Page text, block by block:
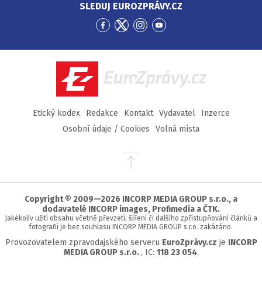
SLEDUJ EUROZPRÁVY.CZ
Přejít
Facebook
Přejít
Twitter
Přejít
Instagram
Přejít
YouTube
EuroZprávy.cz
Etický kodex Redakce Kontakt Vydavatel
Inzerce
Osobní údaje / Cookies
Volná místa
Přejít
stránky
Copyright © 2009—2026 INCORP MEDIA GROUP s.r.o., a
dodavatelé INCORP images, Profimedia a ČTK.
Jakékoliv užití obsahu včetně převzetí, šíření či dalšího zpřístupňování článků a
fotografií je bez souhlasu INCORP MEDIA GROUP s.r.o. zakázáno.
Provozovatelem zpravodajského serveru EuroZprávy.cz je INCORP
MEDIA GROUP s.r.o., IC: 118 23 054.